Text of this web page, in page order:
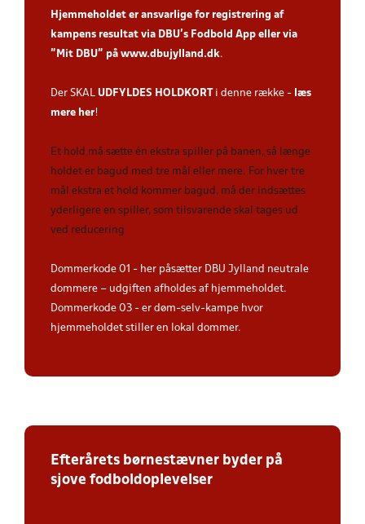
Hjemmeholdet er ansvarlige for registrering af
kampens resultat via DBU’s Fodbold App eller via
”Mit DBU” på www.dbujylland.dk.
Der SKAL UDFYLDES HOLDKORTi denne række - læs
mere her!
Et hold må sætte én ekstra spiller på banen, så længe
holdet er bagud med tre mål eller mere. For hver tre
mål ekstra et hold kommer bagud, må der indsættes
yderligere en spiller, som tilsvarende skal tages ud
ved reducering
Dommerkode 01 - her påsætter DBU Jylland neutrale
dommere – udgiften afholdes af hjemmeholdet.
Dommerkode 03 - er døm-selv-kampe hvor
hjemmeholdet stiller en lokal dommer.
Efterårets børnestævner byder på
sjove fodboldoplevelser